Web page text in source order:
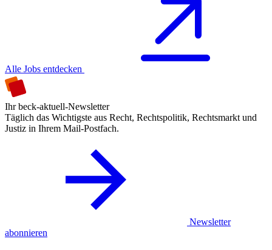
Alle Jobs entdecken
Ihr beck-aktuell-Newsletter
Täglich das Wichtigste aus Recht, Rechtspolitik, Rechtsmarkt und
Justiz in Ihrem Mail-Postfach.
Newsletter
abonnieren